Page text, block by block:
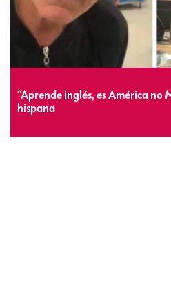
“Aprende inglés, es América no
hispana